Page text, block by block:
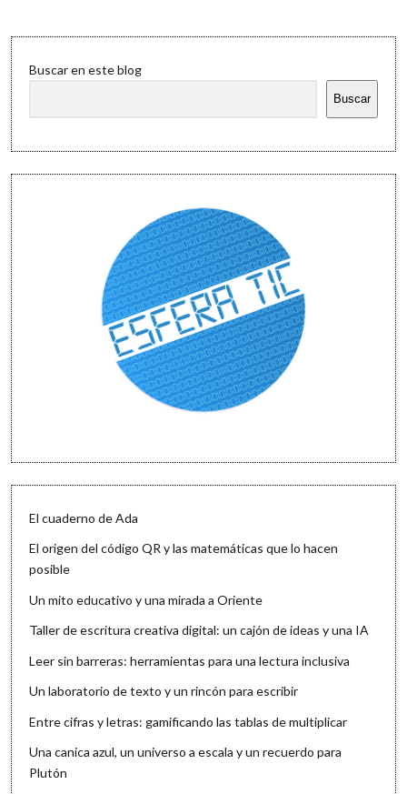
Chicago?
Sidebar
Buscar en este blog
Buscar
El cuaderno de Ada
El origen del código QR y las matemáticas que lo hacen
posible
Un mito educativo y una mirada a Oriente
Taller de escritura creativa digital: un cajón de ideas y una IA
Leer sin barreras: herramientas para una lectura inclusiva
Un laboratorio de texto y un rincón para escribir
Entre cifras y letras: gamificando las tablas de multiplicar
Una canica azul, un universo a escala y un recuerdo para
Plutón